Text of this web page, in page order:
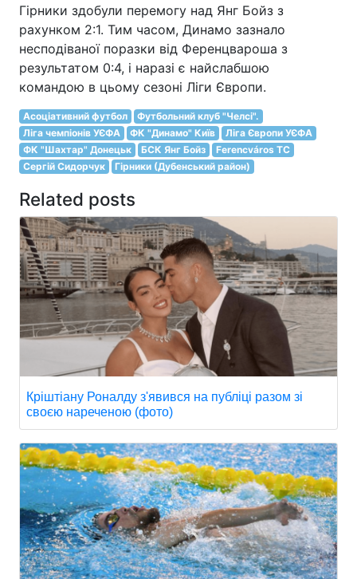
Гірники здобули перемогу над Янг Бойз з
рахунком 2:1. Тим часом, Динамо зазнало
несподіваної поразки від Ференцвароша з
результатом 0:4, і наразі є найслабшою
командою в цьому сезоні Ліги Європи.
Асоціативний футбол
Футбольний клуб "Челсі".
Ліга чемпіонів УЄФА
ФК "Динамо" Київ
Ліга Європи УЄФА
ФК "Шахтар" Донецьк
БСК Янг Бойз
Ferencváros TC
Сергій Сидорчук
Гірники (Дубенський район)
Related posts
Кріштіану Роналду з'явився на публіці разом зі
своєю нареченою (фото)